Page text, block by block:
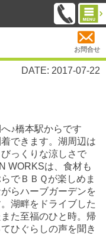
お問合せ
DATE: 2017-07-22
♪橋本駅からです
できます。湖周辺は
っくりな涼しさで
WORKSは、食材も
でＢＢＱが楽しめま
らハーブガーデンを
湖畔をドライブした
た至福のひと時。帰
ひぐらしの声を聞き